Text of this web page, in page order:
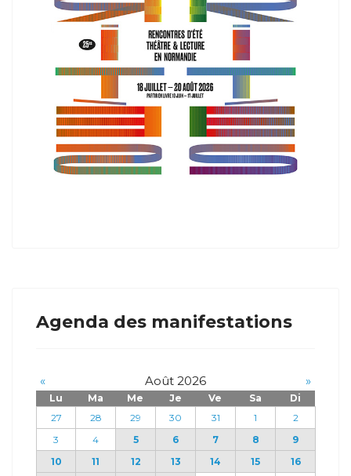
Agenda des manifestations
« Août 2026 »
Lu Ma Me Je Ve Sa
Di
27
28 29 30 31 1
2
3
4 5 6 7 8
9
10
11 12 13 14 15
16